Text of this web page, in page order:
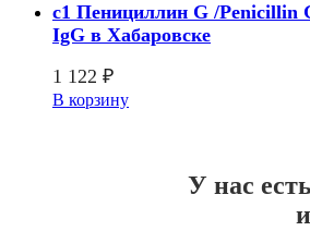
c1 Пенициллин G /Penicillin
IgG в Хабаровске
1 122 ₽
В корзину
У нас